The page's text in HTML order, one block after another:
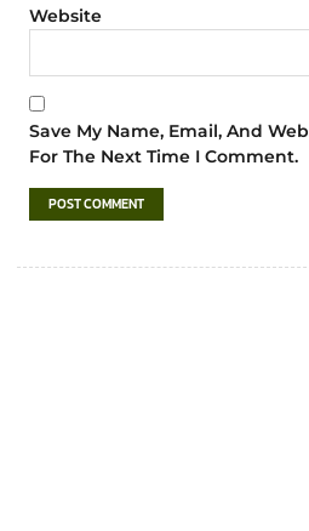
Website
Save My Name, Email, And
For The Next Time I Comment.